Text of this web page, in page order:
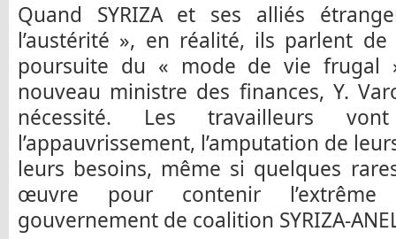
Quand SYRIZA et ses alliés
l’austérité », en réalité, ils parlent
poursuite du « mode de vie
nouveau ministre des finances, Y.
nécessité. Les travailleurs
l’appauvrissement, l’amputation de
leurs besoins, même si quelques
œuvre pour contenir
gouvernement de coalition SYRIZA-